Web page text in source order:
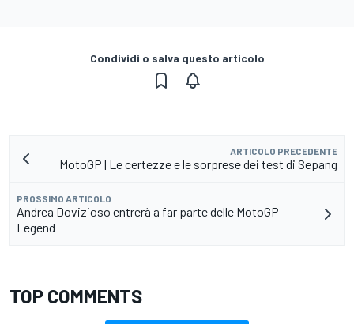
Condividi o salva questo articolo
ARTICOLO PRECEDENTE
MotoGP | Le certezze e le sorprese dei test di Sepang
PROSSIMO ARTICOLO
Andrea Dovizioso entrerà a far parte delle MotoGP
Legend
TOP COMMENTS